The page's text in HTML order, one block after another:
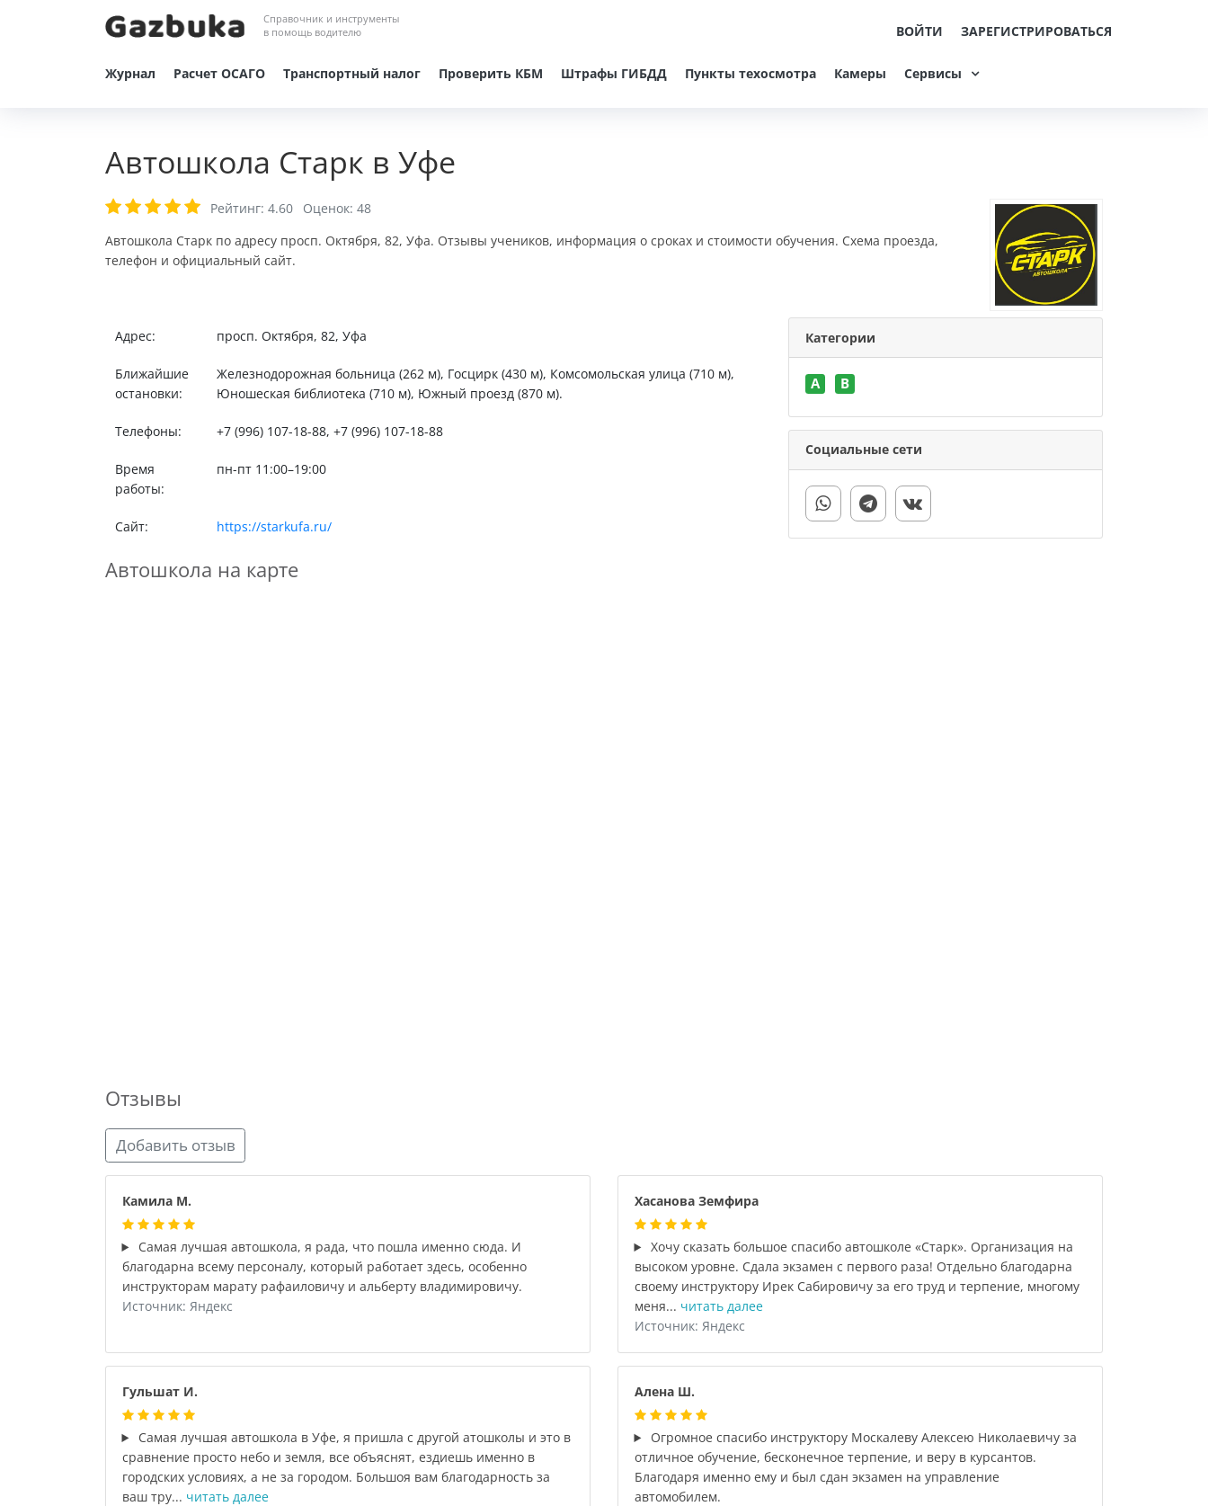
Справочник и инструменты
в помощь водителю
ВОЙТИ ЗАРЕГИСТРИРОВАТЬСЯ
Журнал Расчет ОСАГО Транспортный налог Проверить КБМ Штрафы ГИБДД Пункты техосмотра Камеры Сервисы
Автошкола Старк в Уфе
Рейтинг: 4.60 Оценок: 48
Автошкола Старк по адресу просп. Октября, 82, Уфа. Отзывы учеников, информация о сроках и стоимости обучения. Схема проезда,
телефон и официальный сайт.
Адрес: просп. Октября, 82, Уфа
Ближайшие
остановки:
Железнодорожная больница (262 м), Госцирк (430 м), Комсомольская улица (710 м),
Юношеская библиотека (710 м), Южный проезд (870 м).
Телефоны: +7 (996) 107-18-88, +7 (996) 107-18-88
Время
работы:
пн-пт 11:00–19:00
Сайт: https://starkufa.ru/
Категории
A B
Социальные сети
Автошкола на карте
Отзывы
Добавить отзыв
Камила М.
Самая лучшая автошкола, я рада, что пошла именно сюда. И
благодарна всему персоналу, который работает здесь, особенно
инструкторам марату рафаиловичу и альберту владимировичу.
Источник: Яндекс
Хасанова Земфира
Хочу сказать большое спасибо автошколе «Старк». Организация на
высоком уровне. Сдала экзамен с первого раза! Отдельно благодарна
своему инструктору Ирек Сабировичу за его труд и терпение, многому
меня... читать далее
Источник: Яндекс
Гульшат И.
Самая лучшая автошкола в Уфе, я пришла с другой атошколы и это в
сравнение просто небо и земля, все объяснят, ездиешь именно в
городских условиях, а не за городом. Большоя вам благодарность за
ваш тру... читать далее
Алена Ш.
Огромное спасибо инструктору Москалеву Алексею Николаевичу за
отличное обучение, бесконечное терпение, и веру в курсантов.
Благодаря именно ему и был сдан экзамен на управление
автомобилем.